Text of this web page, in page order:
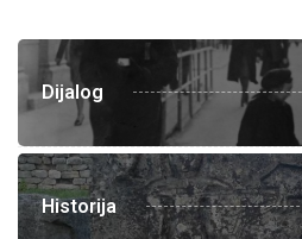
Dijalog
Historija